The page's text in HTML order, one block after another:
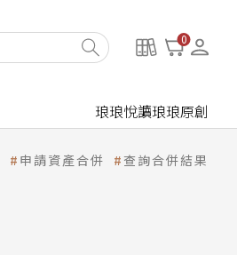
0
琅琅悅讀琅琅原創
申請資產合併 查詢合併結果